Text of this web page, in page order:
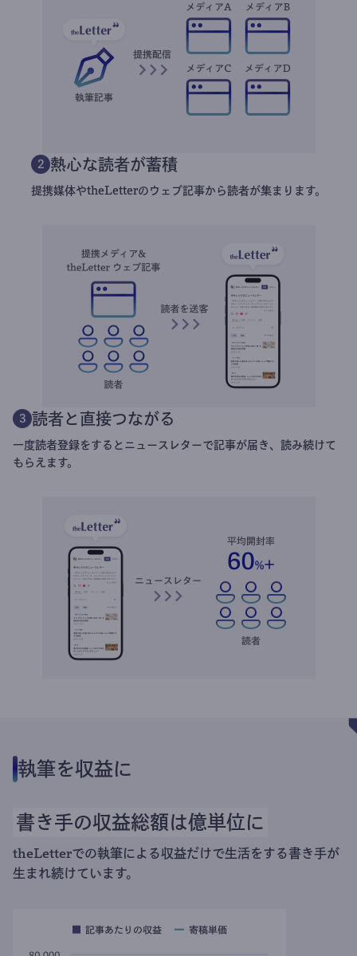
2 熱心な読者が蓄積
提携媒体やtheLetterのウェブ記事から読者が集まります。
3 読者と直接つながる
一度読者登録をするとニュースレターで記事が届き、読み続けて
もらえます。
執筆を収益に
書き手の収益総額は億単位に
theLetterでの執筆による収益だけで生活をする書き手が
生まれ続けています。